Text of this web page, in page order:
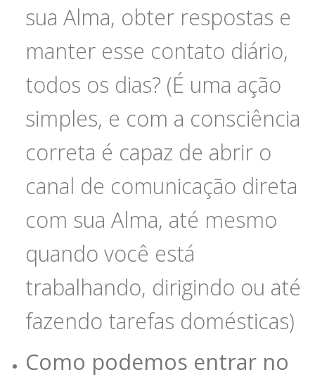
sua Alma, obter respostas e
manter esse contato diário,
todos os dias? (É uma ação
simples, e com a consciência
correta é capaz de abrir o
canal de comunicação direta
com sua Alma, até mesmo
quando você está
trabalhando, dirigindo ou até
fazendo tarefas domésticas)
Como podemos entrar no